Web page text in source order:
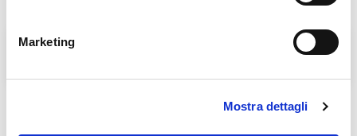
Marketing
Mostra dettagli
Fratel Carlo Desiderati Don Antonio Mazzi